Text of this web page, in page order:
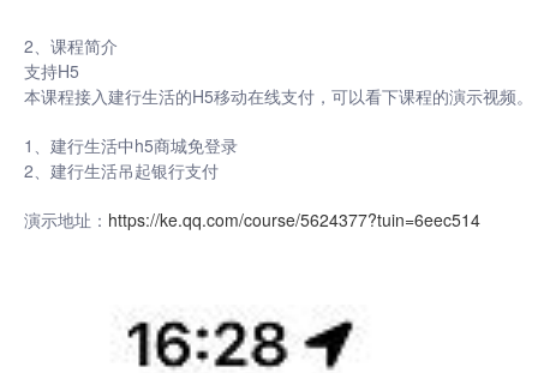
2、课程简介
支持H5
本课程接入建行生活的H5移动在线支付，可以看下课程的演示视频。
1、建行生活中h5商城免登录
2、建行生活吊起银行支付
演示地址： https://ke.qq.com/course/5624377?tuin=6eec514